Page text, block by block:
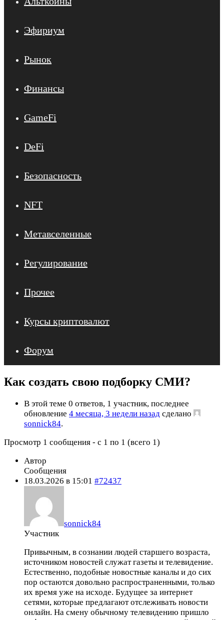
Эфириум
Рынок
Финансы
GameFi
DeFi
Безопасность
NFT
Метавселенные
Регулирование
Прочее
Курсы криптовалют
Форум
Как создать свою подборку СМИ?
В этой теме 0 ответов, 1 участник, последнее
обновление 4 месяца, 3 недели назад сделано
sonnick84.
Просмотр 1 сообщения - с 1 по 1 (всего 1)
Автор
Сообщения
18.03.2026 в 15:01 #72437
sonnick84
Участник
Привычным, в сознании людей старшего возраста,
источником новостей служат газеты и телевидение.
Естественно, подобные новостные каналы и до сих
пор остаются довольно распространенными, только
их время уже на исходе. Будущее за интернет
сетями, которые предлагают отслеживать новости
онлайн. На смену обычному телевидению пришло